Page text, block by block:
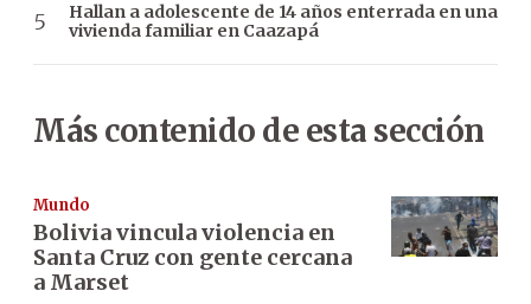
Hallan a adolescente de 14 años enterrada en una
vivienda familiar en Caazapá
Más contenido de esta sección
Mundo
Bolivia vincula violencia en
Santa Cruz con gente cercana
a Marset